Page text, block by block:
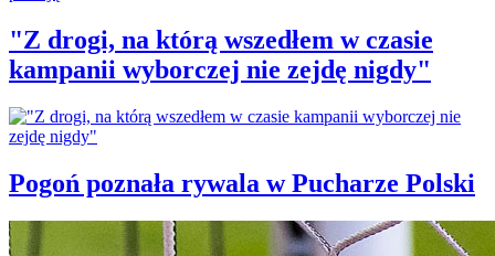
"Z drogi, na którą wszedłem w czasie
kampanii wyborczej nie zejdę nigdy"
Pogoń poznała rywala w Pucharze Polski